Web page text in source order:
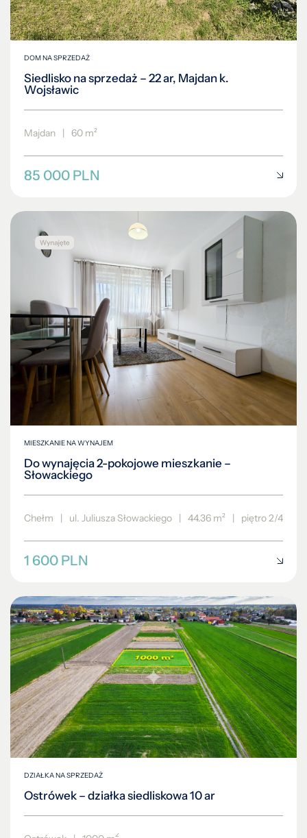
DOM NA SPRZEDAŻ
Siedlisko na sprzedaż – 22 ar, Majdan k.
Wojsławic
Majdan | 60 m²
85 000 PLN
MIESZKANIE NA WYNAJEM
Do wynajęcia 2-pokojowe mieszkanie –
Słowackiego
Chełm ul. Juliusza Słowackiego 44.36 m² piętro 2/4
1 600 PLN
DZIAŁKA NA SPRZEDAŻ
Ostrówek – działka siedliskowa 10 ar
2